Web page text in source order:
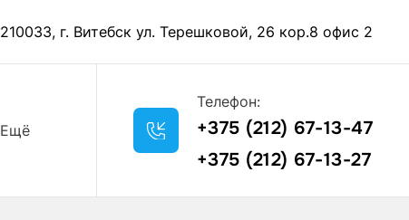
г. Витебск ул. Терешковой, 26 кор.8 офис 2
Ещё
Телефон:
+375 (212) 67-13-47
+375 (212) 67-13-27